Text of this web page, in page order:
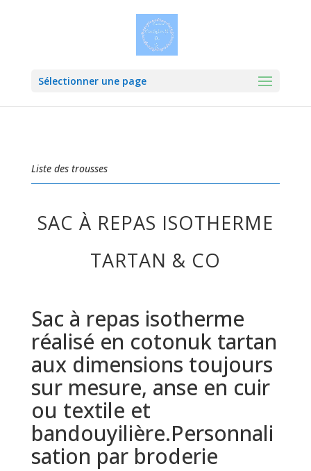
Sélectionner une page
Liste des trousses
SAC À REPAS ISOTHERME
TARTAN & CO
Sac à repas isotherme
réalisé en cotonuk tartan
aux dimensions toujours
sur mesure, anse en cuir
ou textile et
bandouyilière.Personnali
sation par broderie